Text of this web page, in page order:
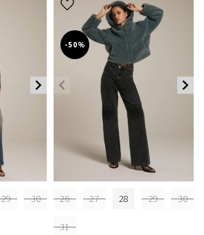
29 30
-50%
26 27 28 29 30
31